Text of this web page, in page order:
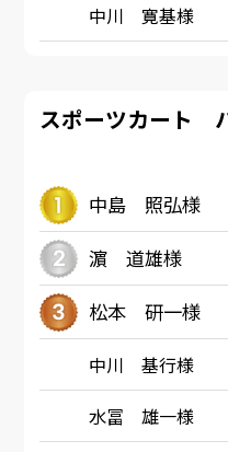
中川 寛基様
スポーツカート
中島 照弘様
濵 道雄様
松本 研一様
中川 基行様
水冨 雄一様